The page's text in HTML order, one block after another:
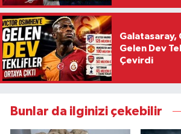
Galatasaray,
Gelen Dev
Çevirdi
Bunlar da ilginizi çekebilir